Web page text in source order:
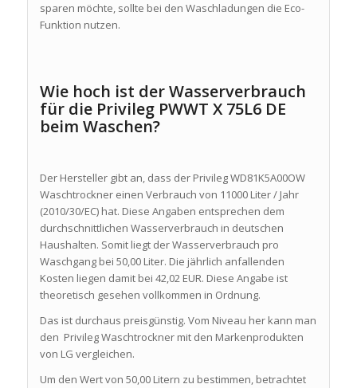
sparen möchte, sollte bei den Waschladungen die Eco-
Funktion nutzen.
Wie hoch ist der Wasserverbrauch
für die Privileg PWWT X 75L6 DE
beim Waschen?
Der Hersteller gibt an, dass der Privileg WD81K5A00OW
Waschtrockner einen Verbrauch von 11000 Liter / Jahr
(2010/30/EC) hat. Diese Angaben entsprechen dem
durchschnittlichen Wasserverbrauch in deutschen
Haushalten. Somit liegt der Wasserverbrauch pro
Waschgang bei 50,00 Liter. Die jährlich anfallenden
Kosten liegen damit bei 42,02 EUR. Diese Angabe ist
theoretisch gesehen vollkommen in Ordnung.
Das ist durchaus preisgünstig. Vom Niveau her kann man
den Privileg Waschtrockner mit den Markenprodukten
von LG vergleichen.
Um den Wert von 50,00 Litern zu bestimmen, betrachtet